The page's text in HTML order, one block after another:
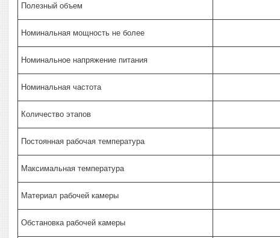
Полезный объем
Номинальная мощность не более
Номинальное напряжение питания
Номинальная частота
Количество этапов
Постоянная рабочая температура
Максимальная температура
Материал рабочей камеры
Обстановка рабочей камеры